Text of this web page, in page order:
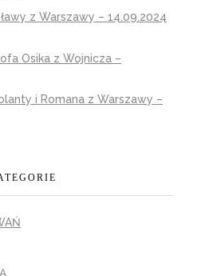
z Warszawy – 14.09.2024
Osika z Wojnicza –
i Romana z Warszawy –